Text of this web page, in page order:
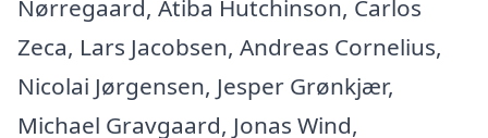
Nørregaard, Atiba Hutchinson, Carlos
Zeca, Lars Jacobsen, Andreas Cornelius,
Nicolai Jørgensen, Jesper Grønkjær,
Michael Gravgaard, Jonas Wind,